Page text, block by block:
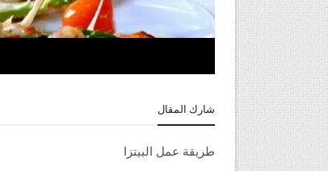
شارك المقال
طريقة عمل البيتزا